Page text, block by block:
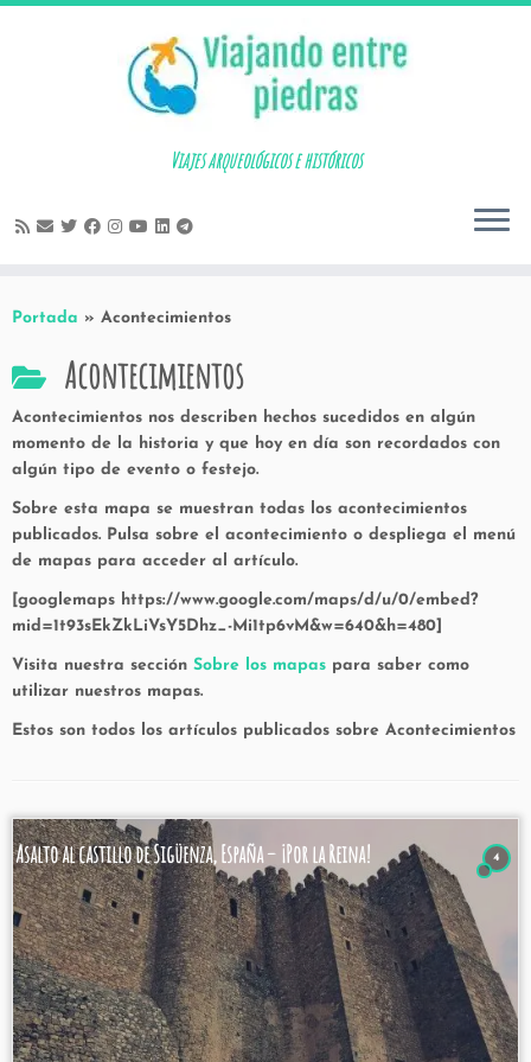
Skip
Viajes arqueológicos e históricos
Portada » Acontecimientos
Acontecimientos
Acontecimientos nos describen hechos sucedidos en algún
momento de la historia y que hoy en día son recordados con
algún tipo de evento o festejo.
Sobre esta mapa se muestran todas los acontecimientos
publicados. Pulsa sobre el acontecimiento o despliega el menú
de mapas para acceder al artículo.
[googlemaps https://www.google.com/maps/d/u/0/embed?
mid=1t93sEkZkLiVsY5Dhz_-Mi1tp6vM&w=640&h=480]
Visita nuestra sección Sobre los mapas para saber como
utilizar nuestros mapas.
Estos son todos los artículos publicados sobre Acontecimientos
4
Asalto al castillo de Sigüenza, España – ¡Por la Reina!